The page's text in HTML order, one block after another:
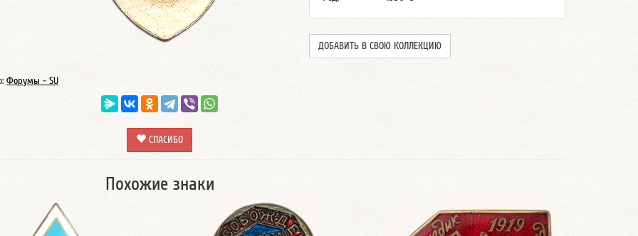
ДОБАВИТЬ В СВОЮ КОЛЛЕКЦИЮ
Форумы - SU
СПАСИБО
Похожие знаки